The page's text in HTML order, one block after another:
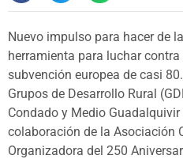
Nuevo impulso para hacer de
herramienta para luchar
subvención europea de casi
Grupos de Desarrollo Rural
Condado y Medio
colaboración de la Asociación
Organizadora del 250